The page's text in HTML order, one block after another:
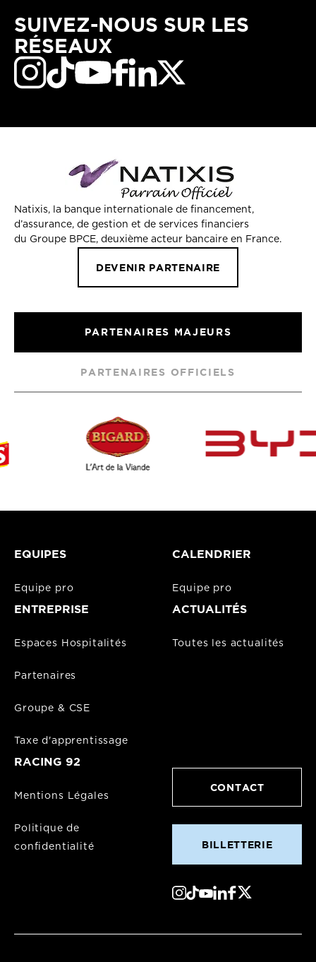
SUIVEZ-NOUS SUR LES
RÉSEAUX
Natixis, la banque internationale de financement,
d’assurance, de gestion et de services financiers
du Groupe BPCE, deuxième acteur bancaire en France.
DEVENIR PARTENAIRE
PARTENAIRES MAJEURS
PARTENAIRES OFFICIELS
EQUIPES
Equipe pro
CALENDRIER
Equipe pro
ENTREPRISE
Espaces Hospitalités
Partenaires
Groupe & CSE
Taxe d'apprentissage
ACTUALITÉS
Toutes les actualités
RACING 92
Mentions Légales
Politique de
confidentialité
CONTACT
BILLETTERIE